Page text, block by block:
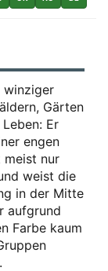
winziger
Gärten
Er
engen
meist nur
weist die
in der Mitte
aufgrund
Farbe kaum